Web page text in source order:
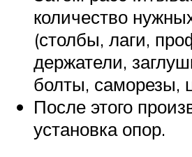
количество
(столбы, лаги,
держатели,
болты, саморезы,
После этого
установка опор.